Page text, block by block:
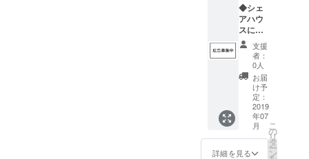
ご記入
くださ
い。 ・
送料も
含まれ
ており
ます。
・また
感謝の
メッ
セージ
を贈り
ます。
を参照
してく
ださ
い。 A
シェア
ハウス
の名前
入りデ
ザインT
シャツ
B オー
プニン
グパー
ティー
◆シェ
アハウ
スに広
告を飾
れる権
利 ・
シェア
ハウス
の目立
つとこ
ろに広
告を飾
りま
す。 ・
支援
者：
0人
お届
け予
定：
2019
年07
月
詳細を見る
こ
の
リ
タ
ー
ン